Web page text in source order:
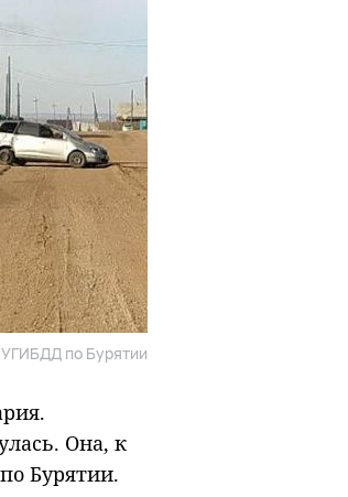
по Бурятии
Она, к
Бурятии.